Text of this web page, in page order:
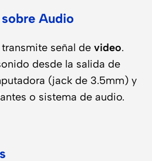
Audio
señal de video.
desde la salida de
(jack de 3.5mm) y
o sistema de audio.